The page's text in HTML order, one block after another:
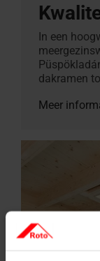
In een
dakramen
Meer